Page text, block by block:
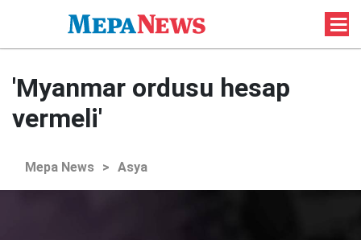
'Myanmar ordusu hesap
vermeli'
Mepa News > Asya